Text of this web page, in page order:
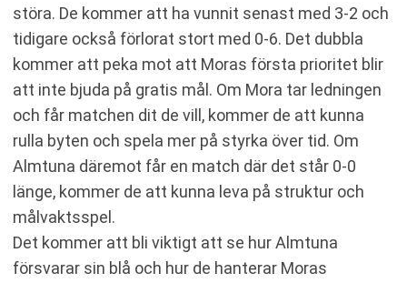
störa. De kommer att ha vunnit senast med 3-2 och
tidigare också förlorat stort med 0-6. Det dubbla
kommer att peka mot att Moras första prioritet blir
att inte bjuda på gratis mål. Om Mora tar ledningen
och får matchen dit de vill, kommer de att kunna
rulla byten och spela mer på styrka över tid. Om
Almtuna däremot får en match där det står 0-0
länge, kommer de att kunna leva på struktur och
målvaktsspel.
Det kommer att bli viktigt att se hur Almtuna
försvarar sin blå och hur de hanterar Moras